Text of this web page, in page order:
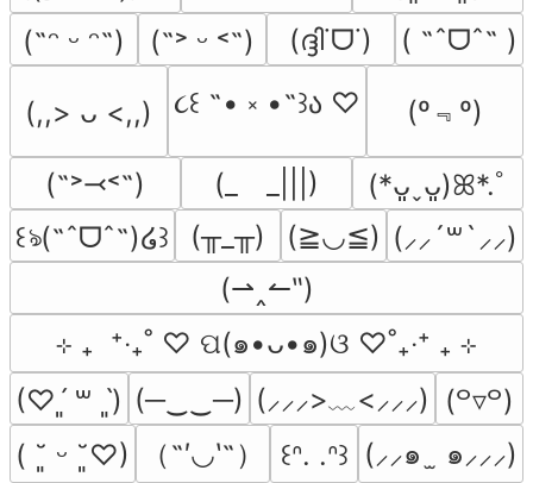
(˶ᵔ ᵕ ᵔ˶)
(˶˃ ᵕ ˂˶) (ദ്ദി˙ᗜ˙) ( ˶ˆᗜˆ˵ )
(,,> ᴗ <,,) ૮꒰ ˶• ༝ •˶꒱ა ♡ (º﹃º)
(˶˃⤙˂˶) (_　_|||)
(*ᴗ͈ˬᴗ͈)ꕤ*.ﾟ
꒰ঌ(˶ˆᗜˆ˵)໒꒱
(╥_╥) (≧◡≦) (⸝⸝´꒳`⸝⸝)
(⇀‸↼‶)
⊹ ₊  ⁺‧₊˚ ♡ ପ(๑•ᴗ•๑)ଓ ♡˚₊‧⁺ ₊ ⊹
(♡ˊ͈ ꒳ ˋ͈) (─‿‿─) (⸝⸝⸝>﹏<⸝⸝⸝) (꒪▿꒪)
( ˘͈ ᵕ ˘͈♡)
（˶′◡‵˶） ꒰ᐢ. .ᐢ꒱ (⸝⸝๑  ̫ ๑⸝⸝⸝)